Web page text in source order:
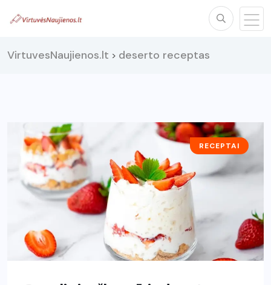
VirtuvesNaujienos.lt > deserto receptas
RECEPTAI